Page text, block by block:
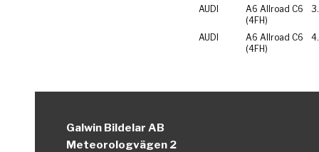
AUDI
A6 Allroad C6
(4FH)
AUDI
A6 Allroad C6
(4FH)
Galwin Bildelar AB
Meteorologvägen 2